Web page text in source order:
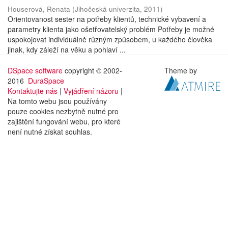
Houserová, Renata (Jihočeská univerzita, 2011)
Orientovanost sester na potřeby klientů, technické vybavení a
parametry klienta jako ošetřovatelský problém Potřeby je možné
uspokojovat individuálně různým způsobem, u každého člověka
jinak, kdy záleží na věku a pohlaví ...
DSpace software copyright © 2002-
2016 DuraSpace
Kontaktujte nás | Vyjádření názoru |
Na tomto webu jsou používány
pouze cookies nezbytně nutné pro
zajištění fungování webu, pro které
není nutné získat souhlas.
Theme by